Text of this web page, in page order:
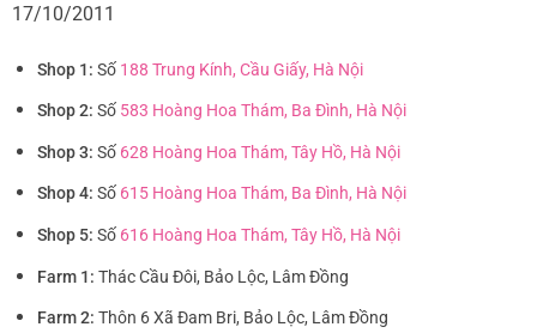
17/10/2011
Shop 1: Số 188 Trung Kính, Cầu Giấy, Hà Nội
Shop 2: Số 583 Hoàng Hoa Thám, Ba Đình, Hà Nội
Shop 3: Số 628 Hoàng Hoa Thám, Tây Hồ, Hà Nội
Shop 4: Số 615 Hoàng Hoa Thám, Ba Đình, Hà Nội
Shop 5: Số 616 Hoàng Hoa Thám, Tây Hồ, Hà Nội
Farm 1: Thác Cầu Đôi, Bảo Lộc, Lâm Đồng
Farm 2: Thôn 6 Xã Đam Bri, Bảo Lộc, Lâm Đồng